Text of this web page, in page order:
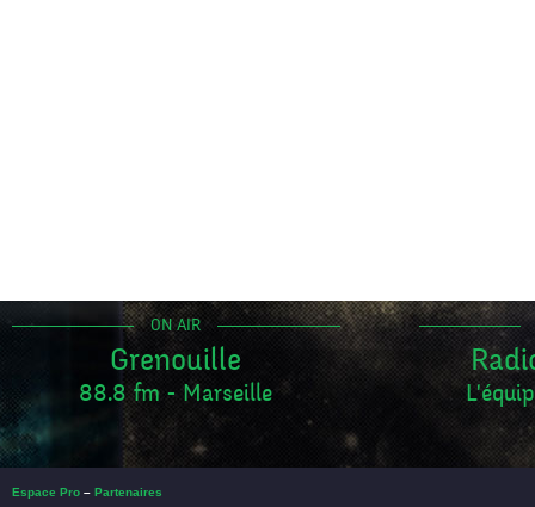
ON AIR
Grenouille
88.8 fm - Marseille
Espace Pro – Partenaires